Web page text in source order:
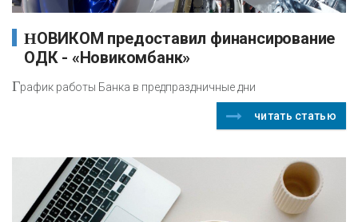
НОВИКОМ предоставил финансирование
ОДК - «Новикомбанк»
График работы Банка в предпраздничные дни
читать статью